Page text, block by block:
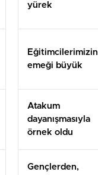
yürek
Eğitimcilerimizin
emeği büyük
Atakum
dayanışmasıyla
örnek oldu
Gençlerden,